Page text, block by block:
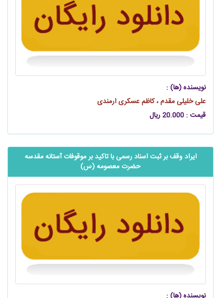
نویسنده (ها) :
علی خلیلی مقدم ، کاظم عسکری ارمندی
قیمت : 20.000 ریال
ایراد وقف بر ثبت اسناد رسمی با تاکید بر موقوفات آستانه مقدسه
حضرت معصومه (س)